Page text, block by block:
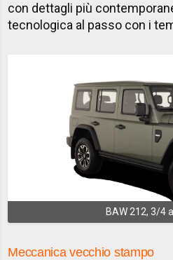
con dettagli più
tecnologica al passo con i
BAW 212, 3/4
Meccanica vecchio stampo